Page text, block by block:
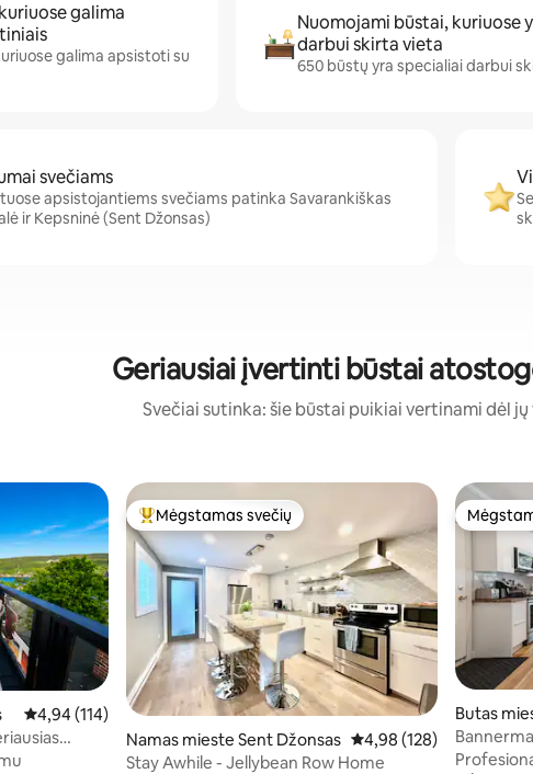
galima
galima apsistoti su
Nuomojami būstai, kuriuose
darbui skirta vieta
650 būstų yra specialiai darbui
svečiams
apsistojantiems svečiams patinka Savarankiškas
ir Kepsninė (Sent Džonsas)
Geriausiai įvertinti būstai
Svečiai sutinka: šie būstai puikiai vertinami dėl
Vidutinis įvertinimas: 4,94 iš 5, atsiliepimų: 114
4,94 (114)
Svečių mėgstamiausias
Mėgstamas svečių
Namas mieste Sent Džonsas Vidutinis įvertinimas:
4,98 (128)
Stay Awhile - Jellybean Row Home
Butas